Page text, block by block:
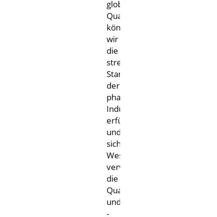
globalen
können
wir
die
strengen
Standards
der
pharmazeutischen
Industrie
erfüllen
und
sicherstellen.
West
verwaltet
die
Qualitätssysteme
und
-